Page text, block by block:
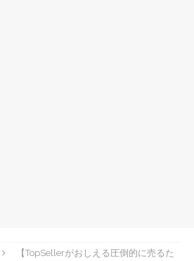
【TopSellerがおしえる圧倒的に売るた